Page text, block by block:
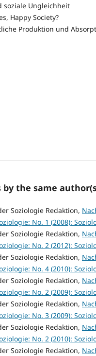
soziale Ungleichheit
Happy Society?
Produktion und
the same
Soziologie Redaktion,
No. 1 (2008):
Soziologie Redaktion,
No. 2 (2012):
Soziologie Redaktion,
No. 4 (2010):
Soziologie Redaktion,
No. 2 (2009):
Soziologie Redaktion,
No. 3 (2009):
Soziologie Redaktion,
No. 2 (2010):
Soziologie Redaktion,